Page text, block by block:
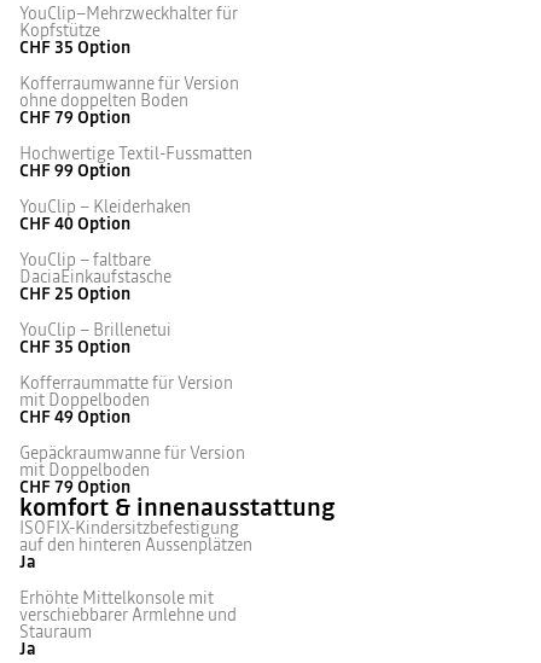
YouClip–Mehrzweckhalter für
Kopfstütze
CHF 35 Option
Kofferraumwanne für Version
ohne doppelten Boden
CHF 79Option
Hochwertige Textil-Fussmatten
CHF 99Option
YouClip – Kleiderhaken
CHF 40Option
YouClip – faltbare
DaciaEinkaufstasche
CHF 25 Option
YouClip – Brillenetui
CHF 35 Option
Kofferraummatte für Version
mit Doppelboden
CHF 49Option
Gepäckraumwanne für Version
mit Doppelboden
CHF 79Option
komfort & innenausstattung
ISOFIX-Kindersitzbefestigung
auf den hinteren Aussenplätzen
Ja
Erhöhte Mittelkonsole mit
verschiebbarer Armlehne und
Stauraum
Ja